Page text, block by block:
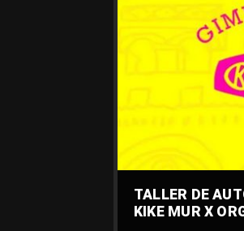
TALLER DE
KIKE MUR X